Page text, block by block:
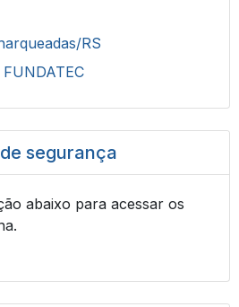
RS
FUNDATEC
segurança
abaixo para acessar os